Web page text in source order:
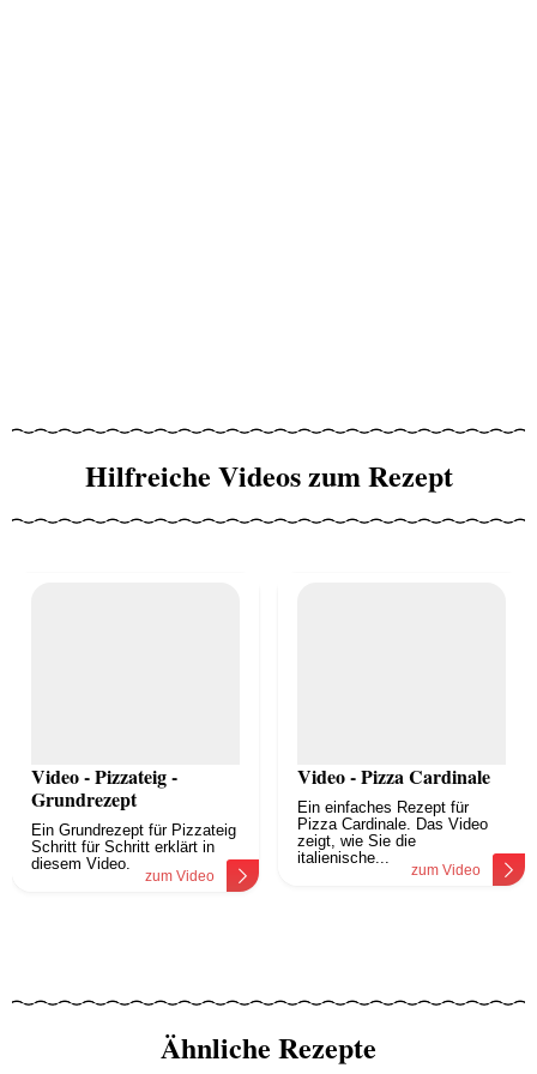
Hilfreiche Videos zum Rezept
Video - Pizzateig -
Grundrezept
Ein Grundrezept für Pizzateig
Schritt für Schritt erklärt in
diesem Video.
zum Video
Video - Pizza Cardinale
Ein einfaches Rezept für
Pizza Cardinale. Das Video
zeigt, wie Sie die
italienische...
zum Video
Ähnliche Rezepte